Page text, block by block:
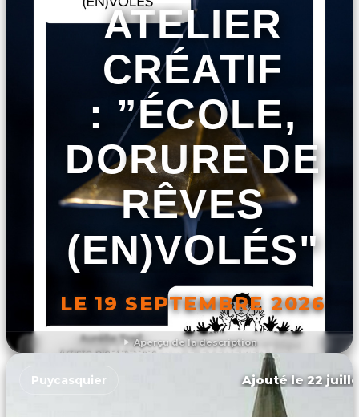
Aperçu de la description
ATELIER
CRÉATIF
: ”ÉCOLE,
DORURE DE
RÊVES
(EN)VOLÉS"
LE 19 SEPTEMBRE 2026
DÉCOUVRIR L'ÉVÉNEMENT
Puycasquier Ajouté le 22